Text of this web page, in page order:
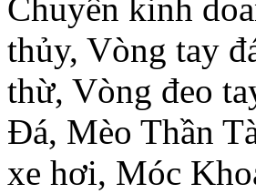
Chuyên kinh
thủy, Vòng tay
thừ, Vòng đeo
Đá, Mèo Thần
xe hơi, Móc